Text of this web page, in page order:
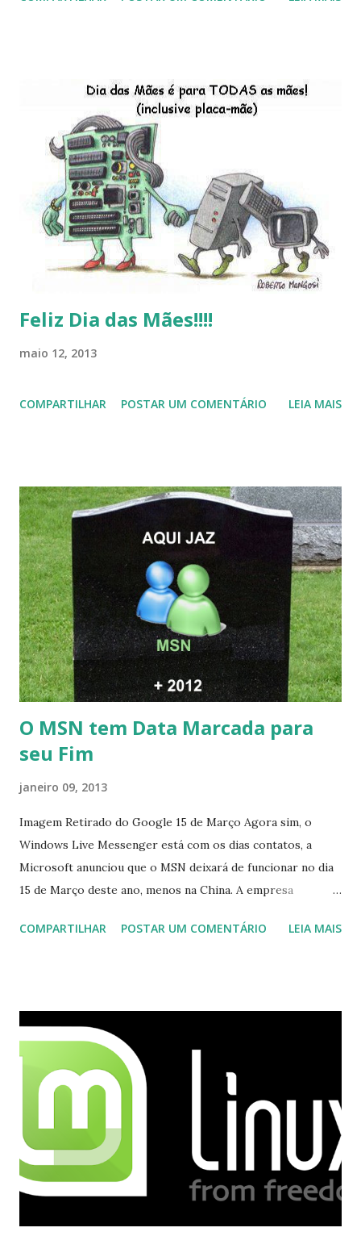
do Kaiana que será lançada em 2013, distro nacional , a
do LibreOffice , o IX Latinoware, a Microsoft boicotando o
Linux (como sempre), o lançamento do Windows 8 e a sua
baixa taxa de adesão pelos usuários, entre out ros. Gostaria
de desejar a todos Boas Festas e que em 2013 possamos
estar juntos novamente. Feliz Natal!!!! F eli z 2013 a todos!!!
Feliz Dia das Mães!!!!
maio 12, 2013
COMPARTILHAR POSTAR UM COMENTÁRIO LEIA MAIS
O MSN tem Data Marcada para
seu Fim
janeiro 09, 2013
Imagem Retirado do Google 15 de Março Agora sim, o
Windows Live Messenger está com os dias contatos, a
Microsoft anunciou que o MSN deixará de funcionar no dia
15 de Março deste ano, menos na China. A empresa
integrado com o serviço do MSN, segundo a empresa, os
o Windows Live (assim como muitos profissionais de TI) ,
mesmo na versão para Linux, claro, sempre existem outras
opções e o Pidgin, que se mostra como opção.
COMPARTILHAR POSTAR UM COMENTÁRIO LEIA MAIS